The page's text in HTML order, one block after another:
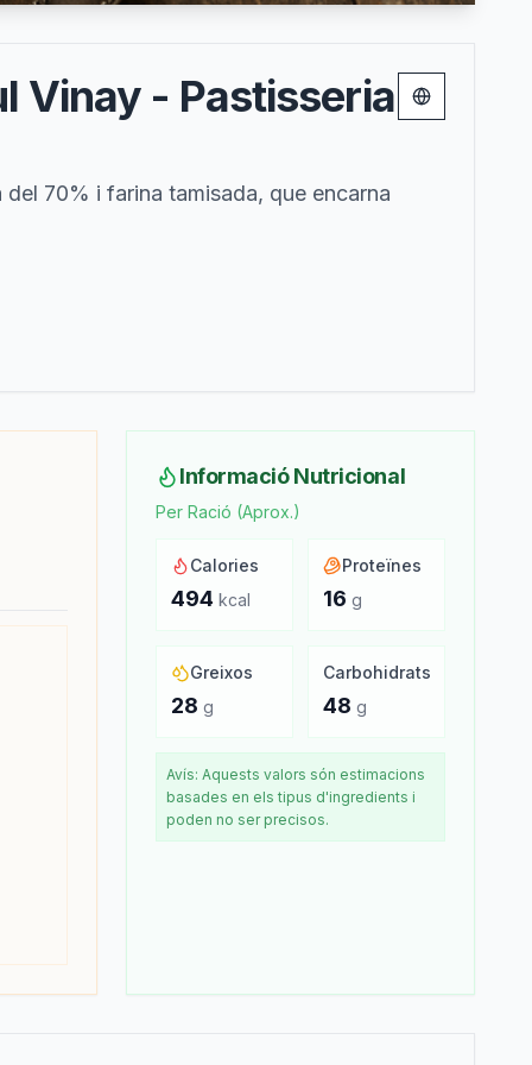
Vinay - Pastisseria
70% i farina tamisada, que encarna
Change
Informació Nutricional
Per Ració (Aprox.)
Calories
494 kcal
Proteïnes
16 g
Greixos
28 g
Carbohidrats
48 g
Avís: Aquests valors són estimacions
basades en els tipus d'ingredients i
poden no ser precisos.